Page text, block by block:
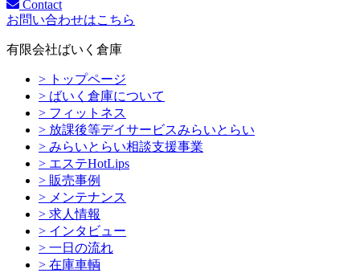
Contact
お問い合わせはこちら
有限会社ばいく倉庫
> トップページ
> ばいく倉庫について
> フィットネス
> 放課後等デイサービスみらいとらい
> みらいとらい相談支援事業
> エステHotLips
> 販売事例
> メンテナンス
> 求人情報
> インタビュー
> 一日の流れ
> 在庫車輌